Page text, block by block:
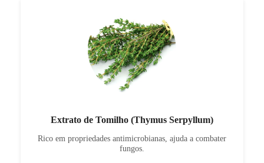
Extrato de Tomilho (Thymus Serpyllum)
Rico em propriedades antimicrobianas, ajuda a combater
fungos.